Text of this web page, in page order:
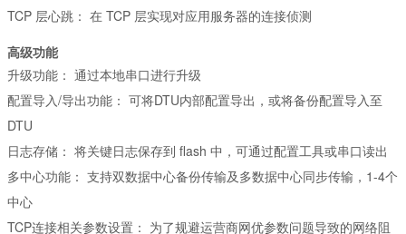
TCP 层心跳： 在 TCP 层实现对应用服务器的连接侦测
高级功能
升级功能： 通过本地串口进行升级
配置导入/导出功能： 可将DTU内部配置导出，或将备份配置导入至
DTU
日志存储： 将关键日志保存到 flash 中，可通过配置工具或串口读出
多中心功能： 支持双数据中心备份传输及多数据中心同步传输，1-4个
中心
TCP连接相关参数设置： 为了规避运营商网优参数问题导致的网络阻